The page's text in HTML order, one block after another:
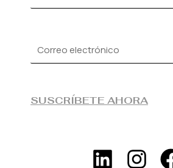
SUSCRÍBETE AHORA